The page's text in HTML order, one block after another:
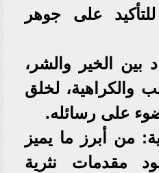
على جوهر
بين الخير والشر،
والكراهية، لخلق
على رسائله.
من أبرز ما يميز
مقدمات نثرية